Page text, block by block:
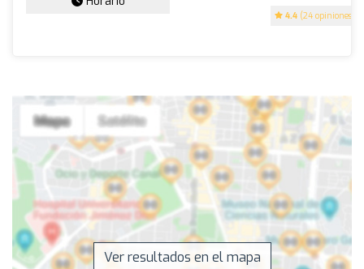
4.4 (24 opiniones)
Ver resultados en el mapa